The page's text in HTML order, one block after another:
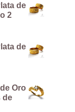
de
2
de
Oro
de